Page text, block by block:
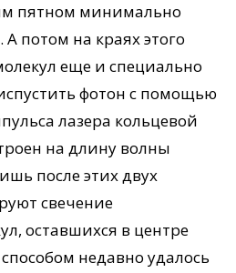
пятном минимально
потом на краях этого
еще и специально
фотон с помощью
лазера кольцевой
на длину волны
после этих двух
свечение
оставшихся в центре
недавно удалось